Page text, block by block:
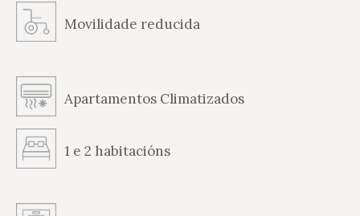
Movilidade reducida
Apartamentos Climatizados
1 e 2 habitacións